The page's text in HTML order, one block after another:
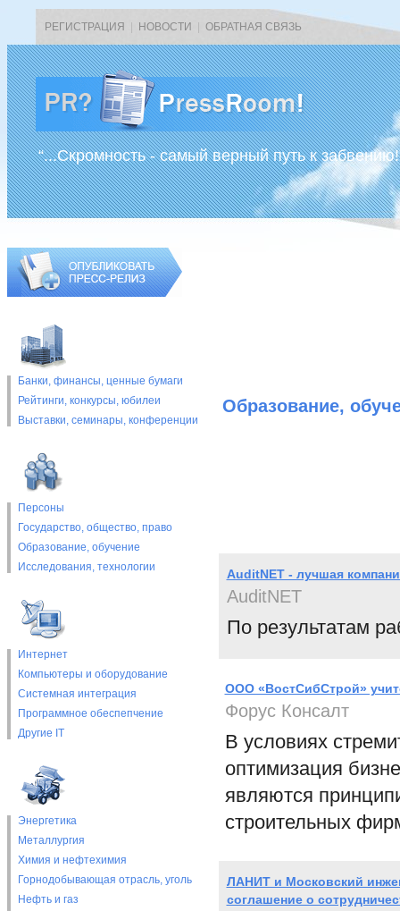
РЕГИСТРАЦИЯ НОВОСТИ ОБРАТНАЯ СВЯЗЬ
“...Скромность - самый верный путь к
Банки, финансы, ценные бумаги
Рейтинги, конкурсы, юбилеи
Выставки, cеминары, конференции
Персоны
Государство, общество, право
Образование, обучение
Исследования, технологии
Интернет
Компьютеры и оборудование
Системная интеграция
Программное обеспепчение
Другие IT
Энергетика
Металлургия
Химия и нефтехимия
Горнодобывающая отрасль, уголь
Нефть и газ
Образование,
AuditNET - лучшая
AuditNET
По результатам
ООО «ВостСибСтрой»
Форус Консалт
В условиях
оптимизация
являются
строительных
ЛАНИТ и Московский
соглашение о